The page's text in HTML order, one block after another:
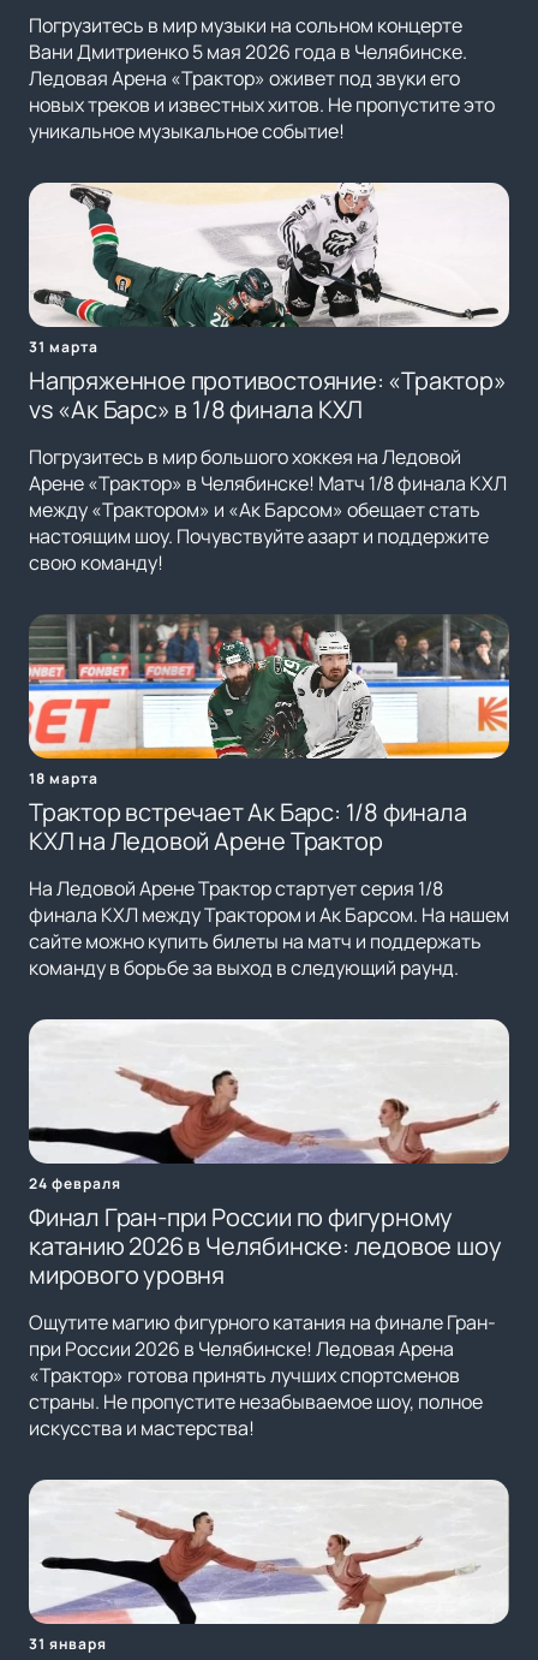
Погрузитесь в мир музыки на сольном концерте
Вани Дмитриенко 5 мая 2026 года в Челябинске.
Ледовая Арена «Трактор» оживет под звуки его
новых треков и известных хитов. Не пропустите это
уникальное музыкальное событие!
31 марта
Напряженное противостояние: «Трактор»
vs «Ак Барс» в 1/8 финала КХЛ
Погрузитесь в мир большого хоккея на Ледовой
Арене «Трактор» в Челябинске! Матч 1/8 финала КХЛ
между «Трактором» и «Ак Барсом» обещает стать
настоящим шоу. Почувствуйте азарт и поддержите
свою команду!
18 марта
Трактор встречает Ак Барс: 1/8 финала
КХЛ на Ледовой Арене Трактор
На Ледовой Арене Трактор стартует серия 1/8
финала КХЛ между Трактором и Ак Барсом. На нашем
сайте можно купить билеты на матч и поддержать
команду в борьбе за выход в следующий раунд.
24 февраля
Финал Гран-при России по фигурному
катанию 2026 в Челябинске: ледовое шоу
мирового уровня
Ощутите магию фигурного катания на финале Гран-
при России 2026 в Челябинске! Ледовая Арена
«Трактор» готова принять лучших спортсменов
страны. Не пропустите незабываемое шоу, полное
искусства и мастерства!
31 января